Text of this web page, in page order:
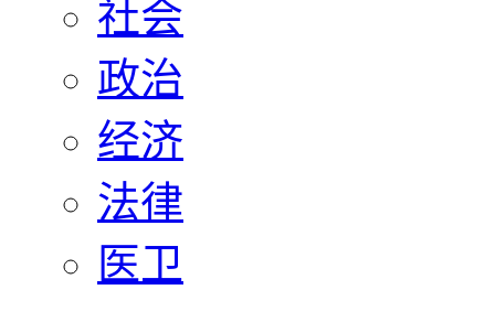
社会
政治
经济
法律
医卫